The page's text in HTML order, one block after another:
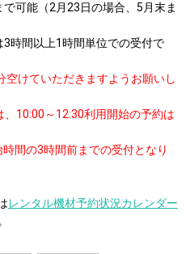
可能（2月23日の場合、5月末ま
時間以上1時間単位での受付で
けていただきますようお願いし
10:00～12:30利用開始の予約は
間の3時間前までの受付となり
レンタル機材予約状況カレンダー